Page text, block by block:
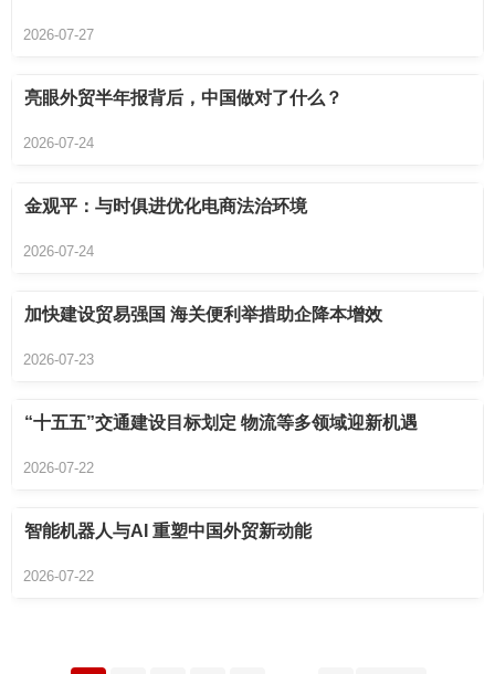
2026-07-27
亮眼外贸半年报背后，中国做对了什么？
2026-07-24
金观平：与时俱进优化电商法治环境
2026-07-24
加快建设贸易强国 海关便利举措助企降本增效
2026-07-23
“十五五”交通建设目标划定 物流等多领域迎新机遇
2026-07-22
智能机器人与AI 重塑中国外贸新动能
2026-07-22